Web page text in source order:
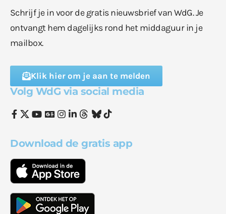
Schrijf je in voor de gratis nieuwsbrief van WdG. Je
ontvangt hem dagelijks rond het middaguur in je
mailbox.
Klik hier om je aan te melden
Volg WdG via social media
Download de gratis app